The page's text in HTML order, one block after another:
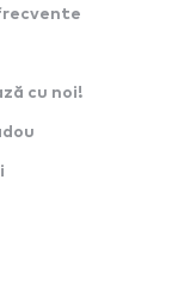
cu noi!